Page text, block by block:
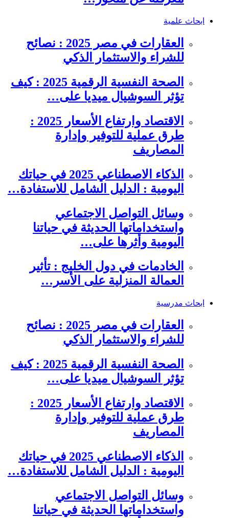
ابحاث علمية
العقارات في مصر 2025 : نصائح
للشراء والاستثمار الذكي
الصحة النفسية الرقمية 2025 : كيف
تؤثر السوشيال ميديا على…
الاقتصاد وارتفاع الأسعار 2025 :
طرق عملية للتوفير وإدارة
المصاريف
الذكاء الاصطناعي 2025 في حياتك
اليومية : الدليل الشامل للاستفادة…
وسائل التواصل الاجتماعي
واستخداماتها الحديثة في حياتنا
اليومية وأثرها على…
الخادمات في دول الخليج : تأثير
العمالة المنزلية على الأسر…
ابحاث مدرسية
العقارات في مصر 2025 : نصائح
للشراء والاستثمار الذكي
الصحة النفسية الرقمية 2025 : كيف
تؤثر السوشيال ميديا على…
الاقتصاد وارتفاع الأسعار 2025 :
طرق عملية للتوفير وإدارة
المصاريف
الذكاء الاصطناعي 2025 في حياتك
اليومية : الدليل الشامل للاستفادة…
وسائل التواصل الاجتماعي
واستخداماتها الحديثة في حياتنا